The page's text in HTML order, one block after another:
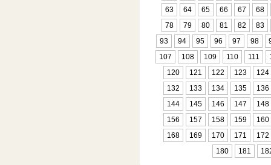
63
64 65 66 67
68
78
79 80 81 82
83
93
94 95 96 97 98
107
108 109 110 111
120
121 122 123
124
132
133 134 135
136
144
145 146 147
148
156
157 158 159
160
168
169 170 171
172
180
181